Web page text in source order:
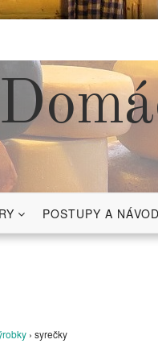
POSTUPY A
› syrečky